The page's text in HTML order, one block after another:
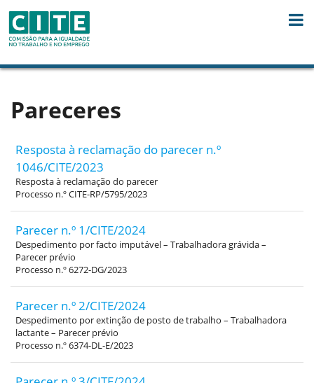
Pareceres
Resposta à reclamação do parecer n.º
1046/CITE/2023
Resposta à reclamação do parecer
Processo n.º CITE-RP/5795/2023
Parecer n.º 1/CITE/2024
Despedimento por facto imputável – Trabalhadora grávida –
Parecer prévio
Processo n.º 6272-DG/2023
Parecer n.º 2/CITE/2024
Despedimento por extinção de posto de trabalho – Trabalhadora
lactante – Parecer prévio
Processo n.º 6374-DL-E/2023